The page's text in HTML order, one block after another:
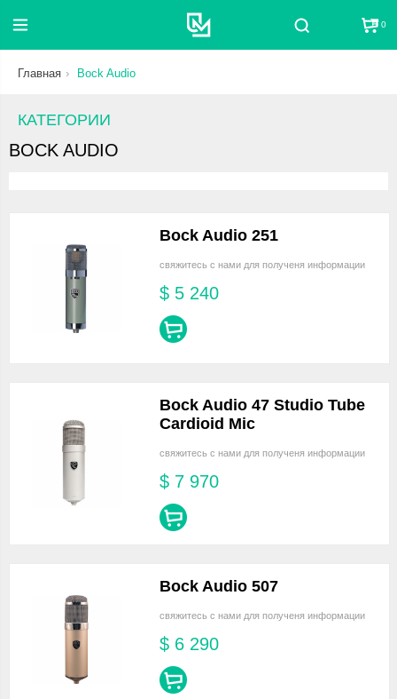
Поиск 0
Главная Bock Audio
КАТЕГОРИИ
BOCK AUDIO
Bock Audio 251
свяжитесь с нами для полученя информации
$ 5 240
Bock Audio 47 Studio Tube
Cardioid Mic
свяжитесь с нами для полученя информации
$ 7 970
Bock Audio 507
свяжитесь с нами для полученя информации
$ 6 290